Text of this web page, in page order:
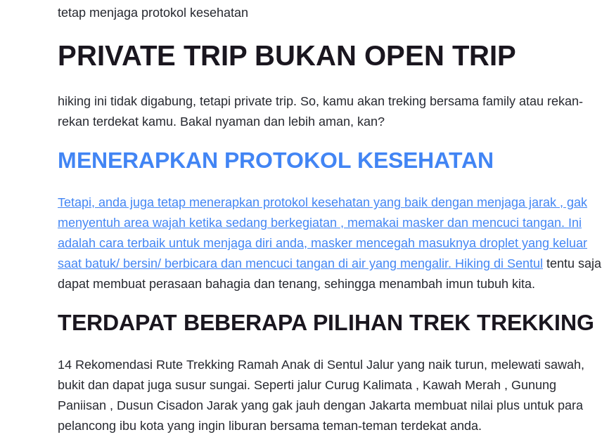
tetap menjaga protokol kesehatan
PRIVATE TRIP BUKAN OPEN TRIP
hiking ini tidak digabung, tetapi private trip. So, kamu akan treking bersama family atau rekan-
rekan terdekat kamu. Bakal nyaman dan lebih aman, kan?
MENERAPKAN PROTOKOL KESEHATAN
Tetapi, anda juga tetap menerapkan protokol kesehatan yang baik dengan menjaga jarak , gak
menyentuh area wajah ketika sedang berkegiatan , memakai masker dan mencuci tangan. Ini
adalah cara terbaik untuk menjaga diri anda, masker mencegah masuknya droplet yang keluar
saat batuk/ bersin/ berbicara dan mencuci tangan di air yang mengalir. Hiking di Sentul tentu saja
dapat membuat perasaan bahagia dan tenang, sehingga menambah imun tubuh kita.
TERDAPAT BEBERAPA PILIHAN TREK TREKKING
14 Rekomendasi Rute Trekking Ramah Anak di Sentul Jalur yang naik turun, melewati sawah,
bukit dan dapat juga susur sungai. Seperti jalur Curug Kalimata , Kawah Merah , Gunung
Paniisan , Dusun Cisadon Jarak yang gak jauh dengan Jakarta membuat nilai plus untuk para
pelancong ibu kota yang ingin liburan bersama teman-teman terdekat anda.